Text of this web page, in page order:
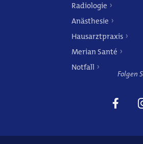
Radiologie
Anästhesie
Hausarztpraxis
Merian Santé
Notfall
Folgen